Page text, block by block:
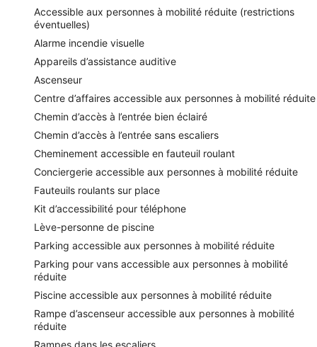
Accessible aux personnes à mobilité réduite (restrictions
éventuelles)
Alarme incendie visuelle
Appareils d’assistance auditive
Ascenseur
Centre d’affaires accessible aux personnes à mobilité réduite
Chemin d’accès à l’entrée bien éclairé
Chemin d’accès à l’entrée sans escaliers
Cheminement accessible en fauteuil roulant
Conciergerie accessible aux personnes à mobilité réduite
Fauteuils roulants sur place
Kit d’accessibilité pour téléphone
Lève-personne de piscine
Parking accessible aux personnes à mobilité réduite
Parking pour vans accessible aux personnes à mobilité
réduite
Piscine accessible aux personnes à mobilité réduite
Rampe d’ascenseur accessible aux personnes à mobilité
réduite
Rampes dans les escaliers